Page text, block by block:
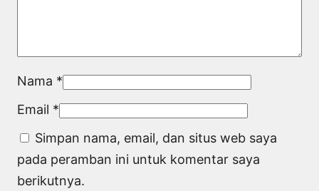
Nama *
Email *
Simpan nama, email, dan situs web saya
pada peramban ini untuk komentar saya
berikutnya.